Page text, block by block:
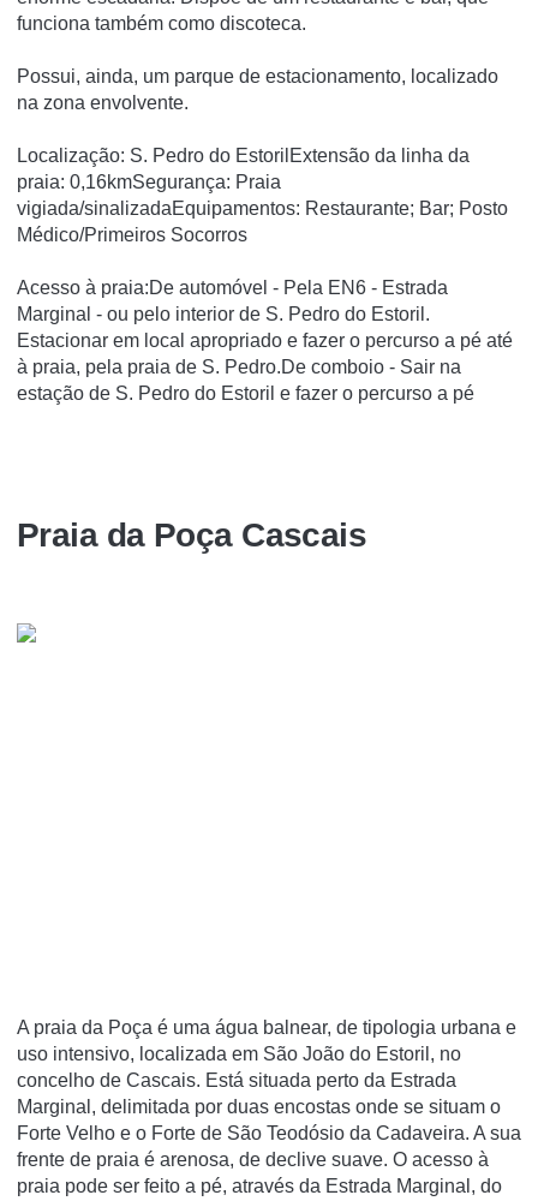
funciona também como discoteca.
Possui, ainda, um parque de estacionamento, localizado
na zona envolvente.
Localização: S. Pedro do EstorilExtensão da linha da
praia: 0,16kmSegurança: Praia
vigiada/sinalizadaEquipamentos: Restaurante; Bar; Posto
Médico/Primeiros Socorros
Acesso à praia:De automóvel - Pela EN6 - Estrada
Marginal - ou pelo interior de S. Pedro do Estoril.
Estacionar em local apropriado e fazer o percurso a pé até
à praia, pela praia de S. Pedro.De comboio - Sair na
estação de S. Pedro do Estoril e fazer o percurso a pé
Praia da Poça Cascais
A praia da Poça é uma água balnear, de tipologia urbana e
uso intensivo, localizada em São João do Estoril, no
concelho de Cascais. Está situada perto da Estrada
Marginal, delimitada por duas encostas onde se situam o
Forte Velho e o Forte de São Teodósio da Cadaveira. A sua
frente de praia é arenosa, de declive suave. O acesso à
praia pode ser feito a pé, através da Estrada Marginal, do